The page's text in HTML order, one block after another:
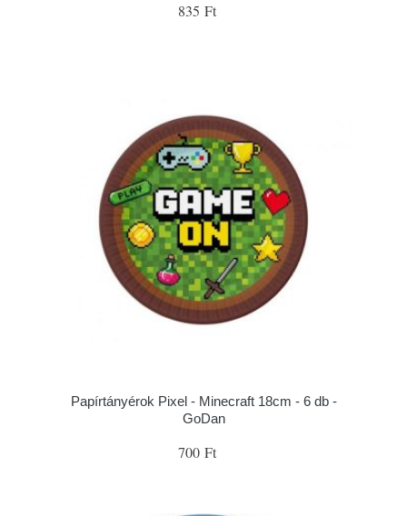
835 Ft
Papírtányérok Pixel - Minecraft 18cm - 6 db -
GoDan
700 Ft